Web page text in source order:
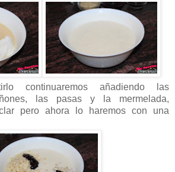
continuaremos añadiendo las
las pasas y la mermelada,
pero ahora lo haremos con una